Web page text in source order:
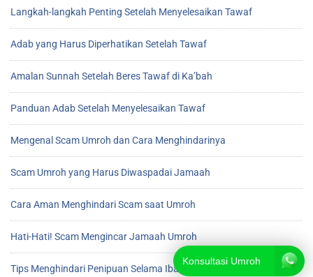
Langkah-langkah Penting Setelah Menyelesaikan Tawaf
Adab yang Harus Diperhatikan Setelah Tawaf
Amalan Sunnah Setelah Beres Tawaf di Ka’bah
Panduan Adab Setelah Menyelesaikan Tawaf
Mengenal Scam Umroh dan Cara Menghindarinya
Scam Umroh yang Harus Diwaspadai Jamaah
Cara Aman Menghindari Scam saat Umroh
Hati-Hati! Scam Mengincar Jamaah Umroh
Tips Menghindari Penipuan Selama Ibadah Umroh
Konsultasi Umroh